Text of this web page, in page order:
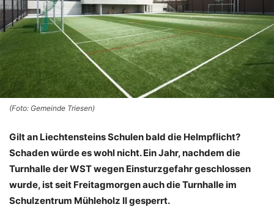
(Foto: Gemeinde Triesen)
Gilt an Liechtensteins Schulen bald die Helmpflicht?
Schaden würde es wohl nicht. Ein Jahr, nachdem die
Turnhalle der WST wegen Einsturzgefahr geschlossen
wurde, ist seit Freitagmorgen auch die Turnhalle im
Schulzentrum Mühleholz II gesperrt.